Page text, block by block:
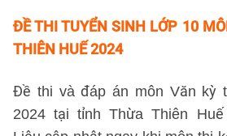
ĐỀ THI TUYỂN SINH LỚP 10
THIÊN HUẾ 2024
Đề thi và đáp án môn Văn kỳ
2024 tại tỉnh Thừa Thiên